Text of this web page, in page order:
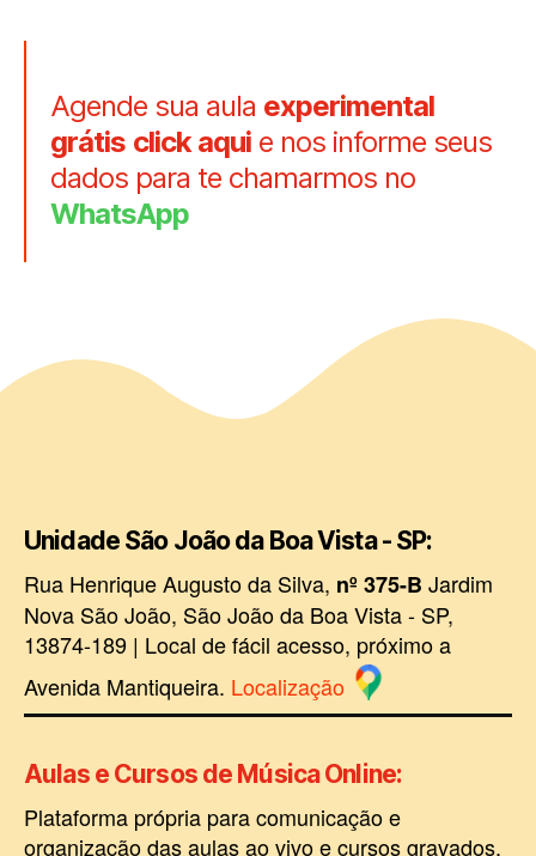
Agende sua aula experimental
grátis click aqui e nos informe seus
dados para te chamarmos no
WhatsApp
Unidade São João da Boa Vista - SP:
Rua Henrique Augusto da Silva, nº 375-B Jardim
Nova São João, São João da Boa Vista - SP,
13874-189 | Local de fácil acesso, próximo a
Avenida Mantiqueira. Localização
Aulas e Cursos de Música Online:
Plataforma própria para comunicação e
organização das aulas ao vivo e cursos gravados.